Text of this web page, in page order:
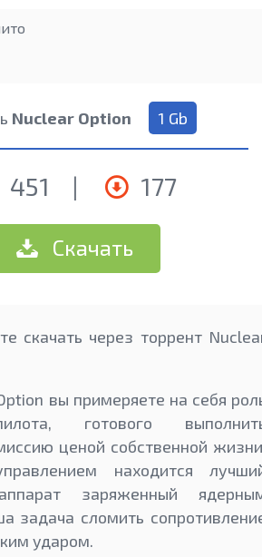
Nuclear Option 1 Gb
451 | 177
Скачать
скачать через торрент
вы примеряете на себя
готового
ценой собственной
находится
заряженный
задача сломить
ударом.